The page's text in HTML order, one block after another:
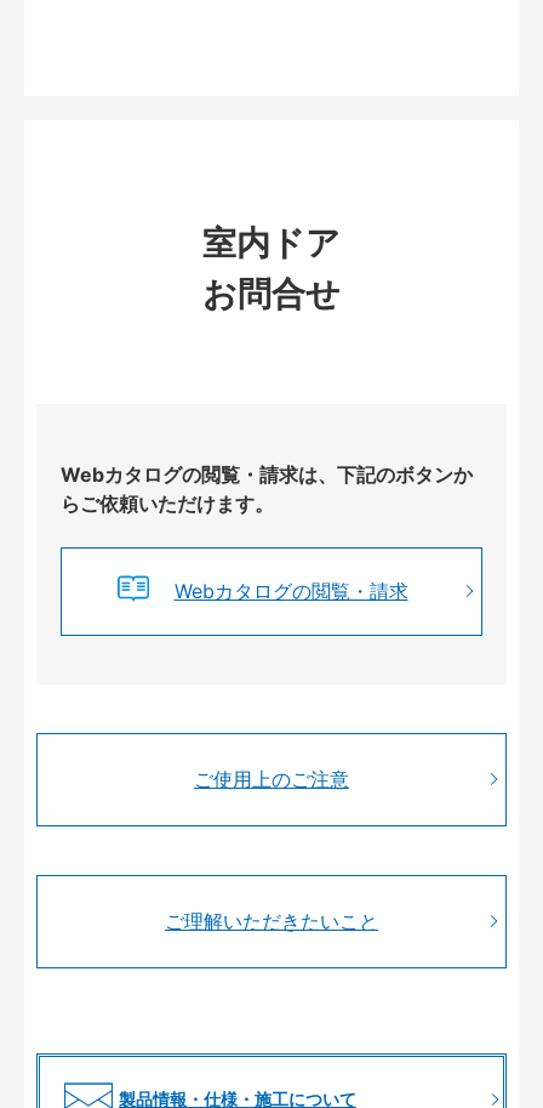
室内ドア
お問合せ
Webカタログの閲覧・請求は、下記のボタンか
らご依頼いただけます。
Webカタログの閲覧・請求
ご使用上のご注意
ご理解いただきたいこと
製品情報・仕様・施工について